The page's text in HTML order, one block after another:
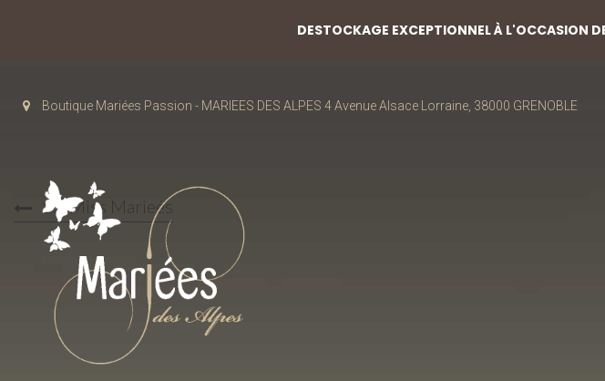
Boutique Mariées Passion - MARIEES DES ALPES 4 Avenue Alsace Lorraine, 38000 GRENOBLE
17-Miss Marieés
DESTOCKAGE EXCEPTIONNEL À L'OCCASION